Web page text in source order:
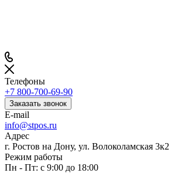
Телефоны
+7 800-700-69-90
Заказать звонок
E-mail
info@stpos.ru
Адрес
г. Ростов на Дону, ул. Волоколамская 3к2
Режим работы
Пн - Пт: с 9:00 до 18:00